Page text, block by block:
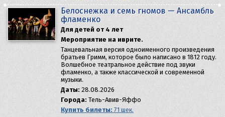
Белоснежка и семь гномов — Aнсамбль
фламенко
Для детей от 4 лет
Мероприятие на иврите.
Танцевальная версия одноименного произведения
братьев Гримм, которое было написано в 1812 году.
Волшебное театральное действие под звуки
фламенко, а также классической и современной
музыки.
Даты: 28.08.2026
Города: Тель-Авив-Яффо
Купить билеты: 71 шек.